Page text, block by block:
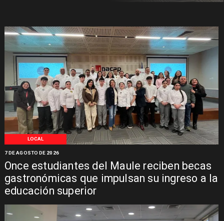
LOCAL
Once estudiantes del Maule reciben becas
gastronómicas que impulsan su ingreso a la
educación superior
7 DE AGOSTO DE 2026